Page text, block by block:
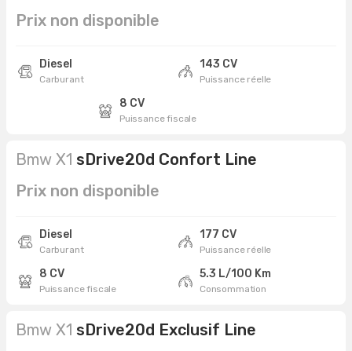
Prix non disponible
Diesel
Carburant
143 CV
Puissance réelle
8 CV
Puissance fiscale
Bmw X1 sDrive20d Confort Line
Prix non disponible
Diesel
Carburant
177 CV
Puissance réelle
8 CV
Puissance fiscale
5.3 L/100 Km
Consommation
Bmw X1 sDrive20d Exclusif Line